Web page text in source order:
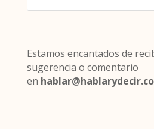
Estamos encantados de
sugerencia o comentario
en